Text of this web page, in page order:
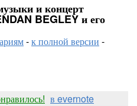
и концерт
BEGLEY и его
-к полной версии -
в evernote